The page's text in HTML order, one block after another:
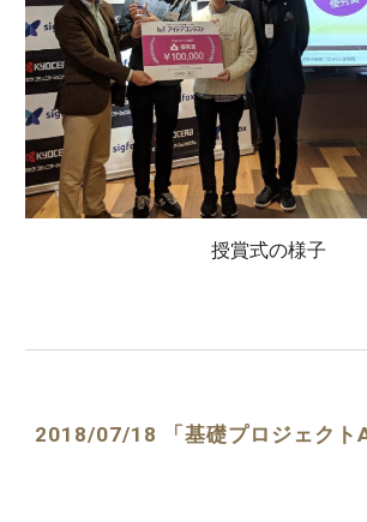
授賞式の様子
2018/07/18 「基礎プロジェクトA